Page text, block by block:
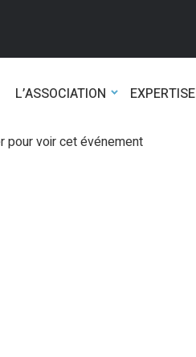
L’ASSOCIATION EXPERTISE
pour voir cet événement